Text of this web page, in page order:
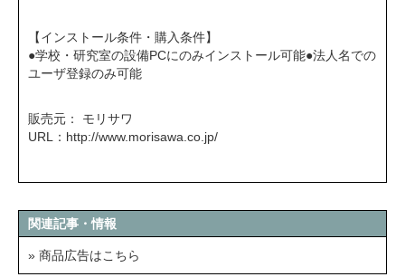
【インストール条件・購入条件】
●学校・研究室の設備PCにのみインストール可能●法人名での
ユーザ登録のみ可能
販売元： モリサワ
URL： http://www.morisawa.co.jp/
関連記事・情報
» 商品広告はこちら